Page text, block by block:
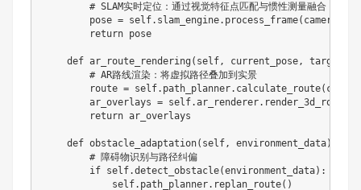
        # SLAM实时定位：通过视觉特征点匹配与惯性测量融合
pose =
        return pose
def ar_route_rendering(self, current_pose,
        # AR路线渲染：将虚拟路径叠加到实景
route =
ar_overlays =
        return ar_overlays
    def obstacle_adaptation(self, environment_data):
        # 障碍物识别与路径纠偏
        if self.detect_obstacle(environment_data):
            self.path_planner.replan_route()